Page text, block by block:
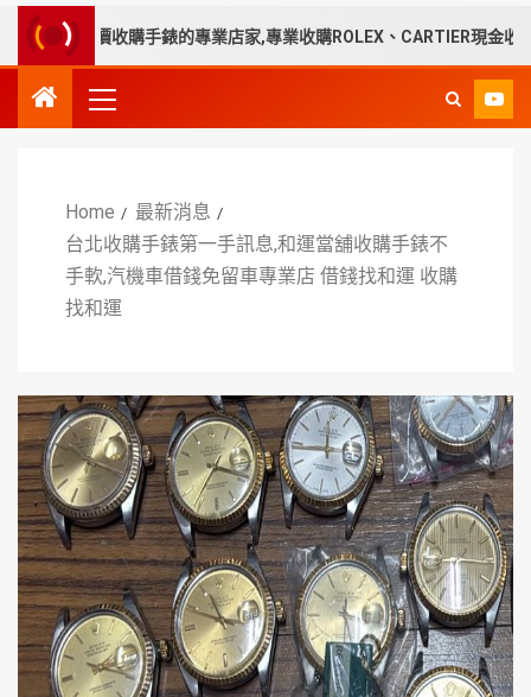
價收購手錶的專業店家,專業收購ROLEX、CARTIER現金收購各品牌手
Home
最新消息
台北收購手錶第一手訊息,和運當舖收購手錶不
手軟,汽機車借錢免留車專業店 借錢找和運 收購
找和運